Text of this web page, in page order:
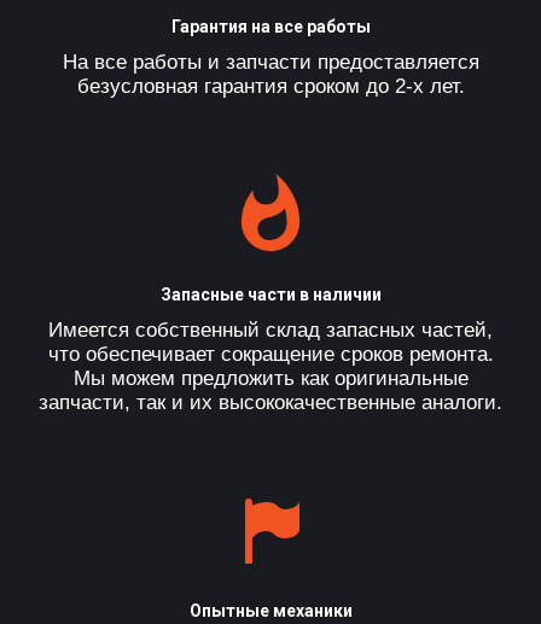
Гарантия на все работы
На все работы и запчасти предоставляется
безусловная гарантия сроком до 2-х лет.
Запасные части в наличии
Имеется собственный склад запасных частей,
что обеспечивает сокращение сроков ремонта.
Мы можем предложить как оригинальные
запчасти, так и их высококачественные аналоги.
Опытные механики